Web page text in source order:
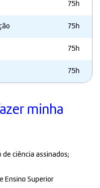
75h
75h
75h
75h
minha
de ciência assinados;
Ensino Superior